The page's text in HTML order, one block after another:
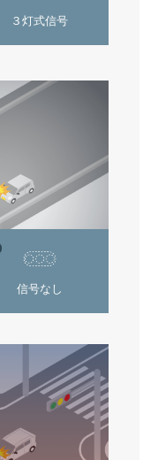
３灯式信号
信号なし